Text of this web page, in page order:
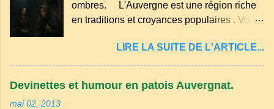
g de beurre. Commencez par équeuter les
cerises sans les dénoyauter de préférence,
séchez-les sur un torchon.
ombres. L'Auvergne est une région riche
en traditions et croyances populaires . Voici
marqué ses campagnes : Superstitions : Le
pain retourné. Quand, à un repas, un des
voisins se hâtent de planter dans le
LIRE LA SUITE DE L'ARTICLE...
Devinettes et humour en patois Auvergnat.
mai 02, 2013